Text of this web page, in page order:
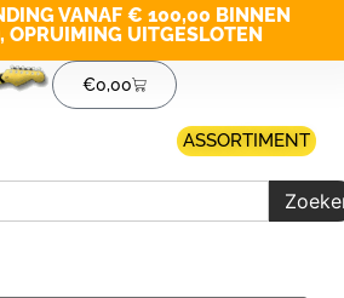
VANAF € 100,00 BINNEN
OPRUIMING UITGESLOTEN
€0,00
ASSORTIMENT